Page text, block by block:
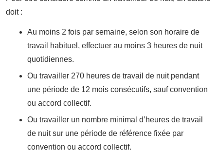
doit :
Au moins 2 fois par semaine, selon son horaire de
travail habituel, effectuer au moins 3 heures de nuit
quotidiennes.
Ou travailler 270 heures de travail de nuit pendant
une période de 12 mois consécutifs, sauf convention
ou accord collectif.
Ou travailler un nombre minimal d’heures de travail
de nuit sur une période de référence fixée par
convention ou accord collectif.